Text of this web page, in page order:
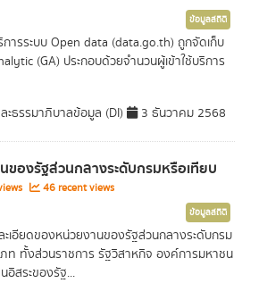
ข้อมูลสถิติ
ารระบบ Open data (data.go.th) ถูกจัดเก็บ
(GA) ประกอบด้วยจำนวนผู้เข้าใช้บริการ
ะธรรมาภิบาลข้อมูล (DI) 3 ธันวาคม 2568
องรัฐส่วนกลางระดับกรมหรือเทียบ
46 recent views
ข้อมูลสถิติ
ะเอียดของหน่วยงานของรัฐส่วนกลางระดับกรม
ภท ทั้งส่วนราชการ รัฐวิสาหกิจ องค์การมหาชน
สระของรัฐ...